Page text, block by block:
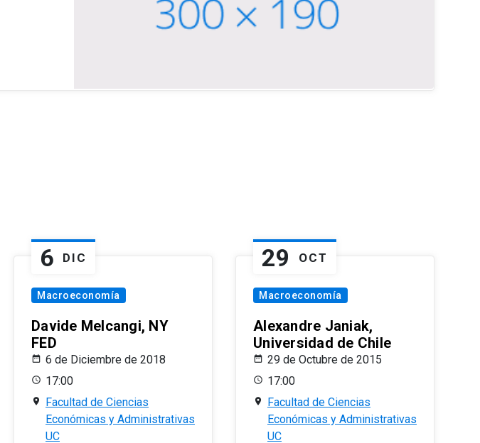
6 DIC
Macroeconomía
Davide Melcangi, NY
FED
6 de Diciembre de 2018
17:00
Facultad de Ciencias
Económicas y Administrativas
UC
29 OCT
Macroeconomía
Alexandre Janiak,
Universidad de Chile
29 de Octubre de 2015
17:00
Facultad de Ciencias
Económicas y Administrativas
UC